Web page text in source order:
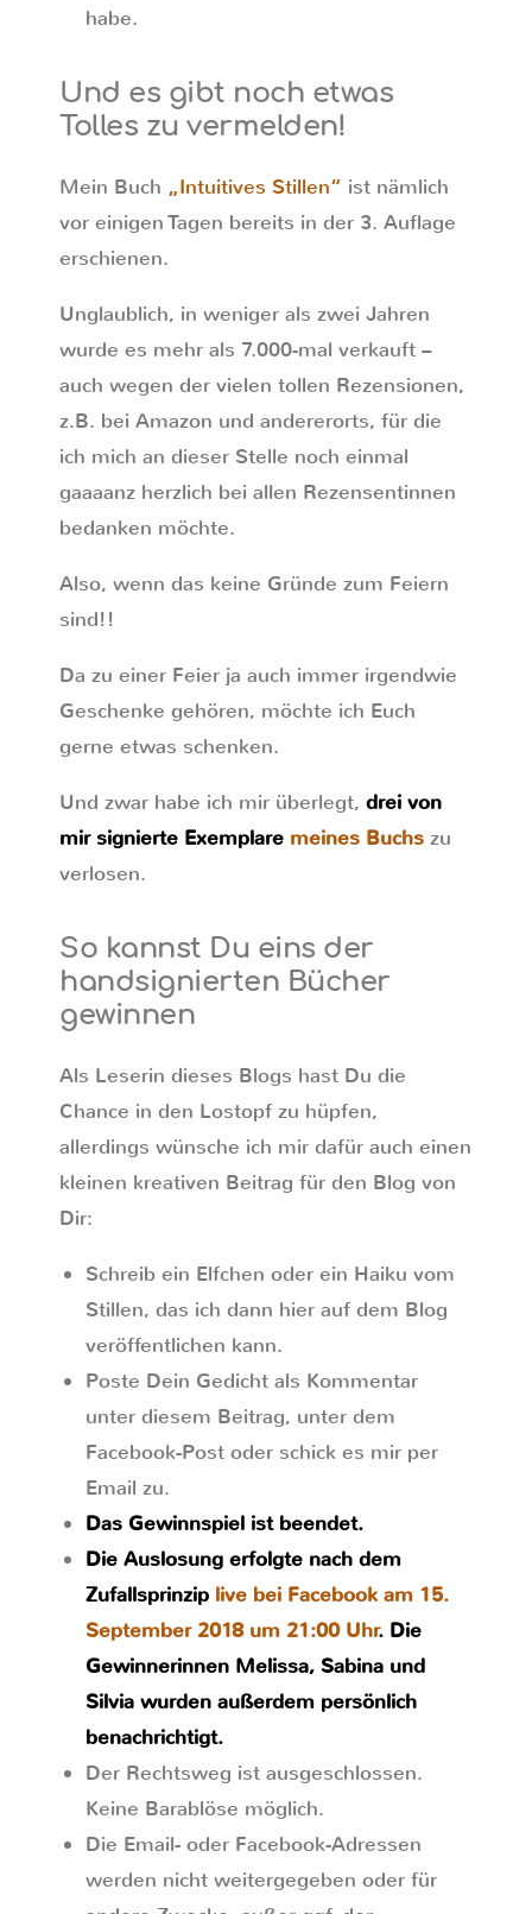
habe.
Und es gibt noch etwas
Tolles zu vermelden!
Mein Buch „Intuitives Stillen“ ist nämlich
vor einigen Tagen bereits in der 3. Auflage
erschienen.
Unglaublich, in weniger als zwei Jahren
wurde es mehr als 7.000-mal verkauft –
auch wegen der vielen tollen Rezensionen,
z.B. bei Amazon und andererorts, für die
ich mich an dieser Stelle noch einmal
gaaaanz herzlich bei allen Rezensentinnen
bedanken möchte.
Also, wenn das keine Gründe zum Feiern
sind!!
Da zu einer Feier ja auch immer irgendwie
Geschenke gehören, möchte ich Euch
gerne etwas schenken.
Und zwar habe ich mir überlegt, drei von
mir signierte Exemplare meines Buchs zu
verlosen.
So kannst Du eins der
handsignierten Bücher
gewinnen
Als Leserin dieses Blogs hast Du die
Chance in den Lostopf zu hüpfen,
allerdings wünsche ich mir dafür auch einen
kleinen kreativen Beitrag für den Blog von
Dir:
Schreib ein Elfchen oder ein Haiku vom
Stillen, das ich dann hier auf dem Blog
veröffentlichen kann.
Poste Dein Gedicht als Kommentar
unter diesem Beitrag, unter dem
Facebook-Post oder schick es mir per
Email zu.
Das Gewinnspiel ist beendet.
Die Auslosung erfolgte nach dem
Zufallsprinzip live bei Facebook am 15.
September 2018 um 21:00 Uhr. Die
Gewinnerinnen Melissa, Sabina und
Silvia wurden außerdem persönlich
benachrichtigt.
Der Rechtsweg ist ausgeschlossen.
Keine Barablöse möglich.
Die Email- oder Facebook-Adressen
werden nicht weitergegeben oder für